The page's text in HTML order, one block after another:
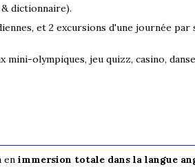
dictionnaire).
et 2 excursions d'une journée par
mini-olympiques, jeu quizz, casino,
en immersion totale dans la langue